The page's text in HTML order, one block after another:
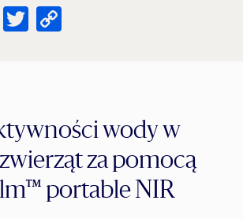
LinkedIn
Twitter
wody w
za pomocą
portable NIR